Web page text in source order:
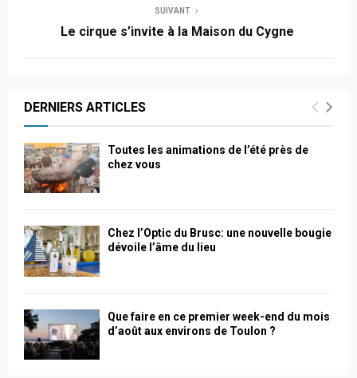
SUIVANT
Le cirque s’invite à la Maison du Cygne
DERNIERS ARTICLES
Toutes les animations de l’été près de
chez vous
Chez l’Optic du Brusc: une nouvelle bougie
dévoile l’âme du lieu
Que faire en ce premier week-end du mois
d’août aux environs de Toulon ?